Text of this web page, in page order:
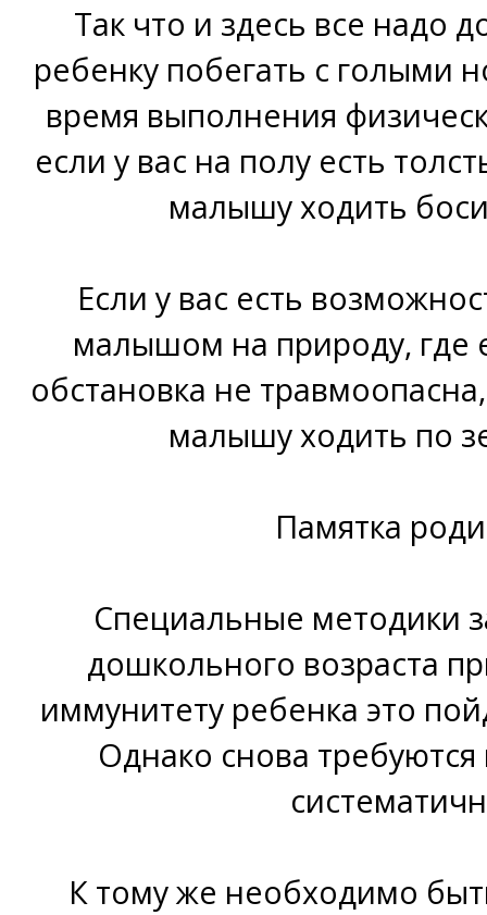
Так что и здесь все надо
ребенку побегать с голыми
время выполнения
если у вас на полу есть
малышу ходить
Если у вас есть
малышом на природу, где
обстановка не
малышу ходить по
Памятка
Специальные методики
дошкольного возраста
иммунитету ребенка это
Однако снова
К тому же необходимо